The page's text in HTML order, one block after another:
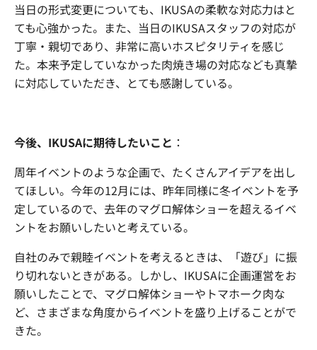
当日の形式変更についても、IKUSAの柔軟な対応力はと
ても心強かった。また、当日のIKUSAスタッフの対応が
丁寧・親切であり、非常に高いホスピタリティを感じ
た。本来予定していなかった肉焼き場の対応なども真摯
に対応していただき、とても感謝している。
今後、IKUSAに期待したいこと ：
周年イベントのような企画で、たくさんアイデアを出し
てほしい。今年の12月には、昨年同様に冬イベントを予
定しているので、去年のマグロ解体ショーを超えるイベ
ントをお願いしたいと考えている。
自社のみで親睦イベントを考えるときは、「遊び」に振
り切れないときがある。しかし、IKUSAに企画運営をお
願いしたことで、マグロ解体ショーやトマホーク肉な
ど、さまざまな角度からイベントを盛り上げることがで
きた。